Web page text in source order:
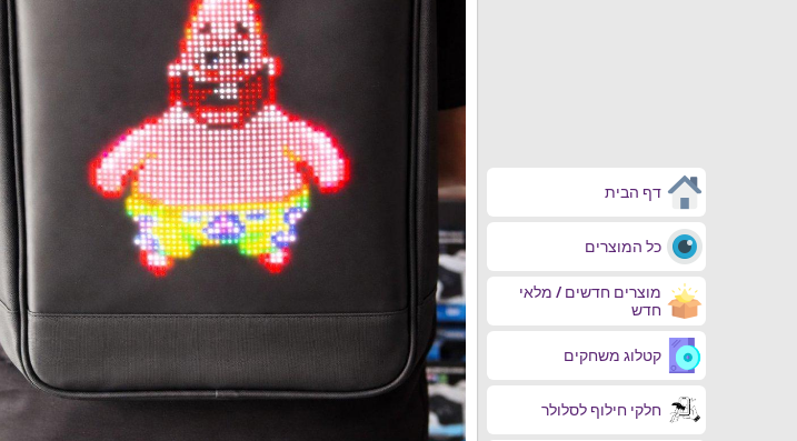
דף הבית
כל המוצרים
מוצרים חדשים / מלאי
חדש
קטלוג משחקים
חלקי חילוף לסלולר